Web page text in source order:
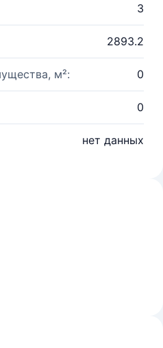
3
2893.2
м²: 0
0
нет данных